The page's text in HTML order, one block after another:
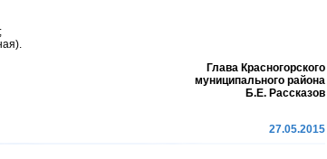
Глава Красногорского
муниципального района
Б.Е. Рассказов
27.05.2015